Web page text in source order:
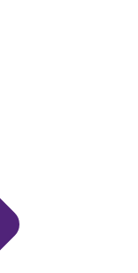
zu
Bund und Land